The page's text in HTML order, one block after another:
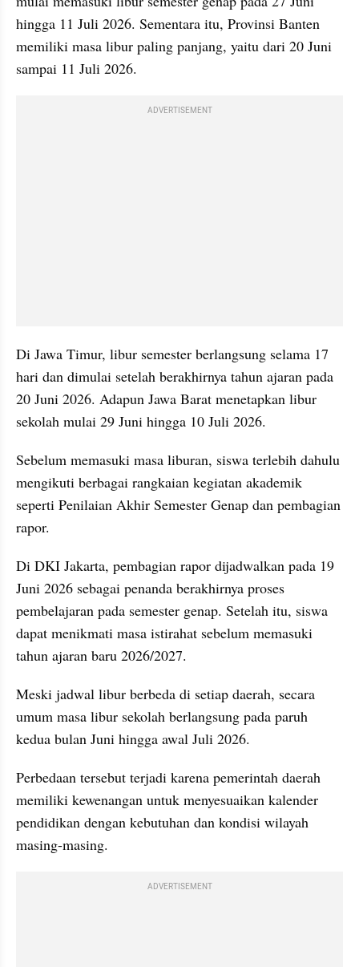
hingga 11 Juli 2026. Sementara itu, Provinsi Banten
memiliki masa libur paling panjang, yaitu dari 20 Juni
sampai 11 Juli 2026.
ADVERTISEMENT
Di Jawa Timur, libur semester berlangsung selama 17
hari dan dimulai setelah berakhirnya tahun ajaran pada
20 Juni 2026. Adapun Jawa Barat menetapkan libur
sekolah mulai 29 Juni hingga 10 Juli 2026.
Sebelum memasuki masa liburan, siswa terlebih dahulu
mengikuti berbagai rangkaian kegiatan akademik
seperti Penilaian Akhir Semester Genap dan pembagian
rapor.
Di DKI Jakarta, pembagian rapor dijadwalkan pada 19
Juni 2026 sebagai penanda berakhirnya proses
pembelajaran pada semester genap. Setelah itu, siswa
dapat menikmati masa istirahat sebelum memasuki
tahun ajaran baru 2026/2027.
Meski jadwal libur berbeda di setiap daerah, secara
umum masa libur sekolah berlangsung pada paruh
kedua bulan Juni hingga awal Juli 2026.
Perbedaan tersebut terjadi karena pemerintah daerah
memiliki kewenangan untuk menyesuaikan kalender
pendidikan dengan kebutuhan dan kondisi wilayah
masing-masing.
ADVERTISEMENT